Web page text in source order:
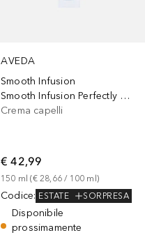
AVEDA
Smooth Infusion
Smooth Infusion Perfectly Sleek
Crema capelli
€ 42,99
150 ml (€ 28,66 / 100 ml )
Codice: ESTATE SORPRESA
Disponibile
prossimamente